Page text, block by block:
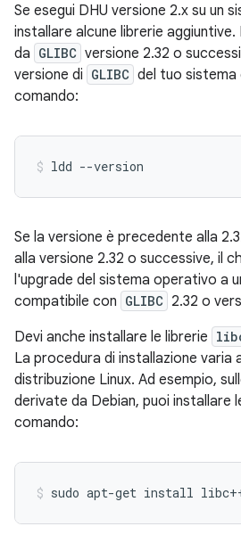
Se esegui DHU versione 2.x su un
installare alcune librerie aggiuntive.
da GLIBC versione 2.32 o
versione di GLIBC del tuo sistema
comando:
ldd --version
Se la versione è precedente alla
alla versione 2.32 o successive, il
l'upgrade del sistema operativo a
compatibile con GLIBC 2.32 o
Devi anche installare le librerie
La procedura di installazione varia
distribuzione Linux. Ad esempio,
derivate da Debian, puoi installare
comando:
sudo apt-get install